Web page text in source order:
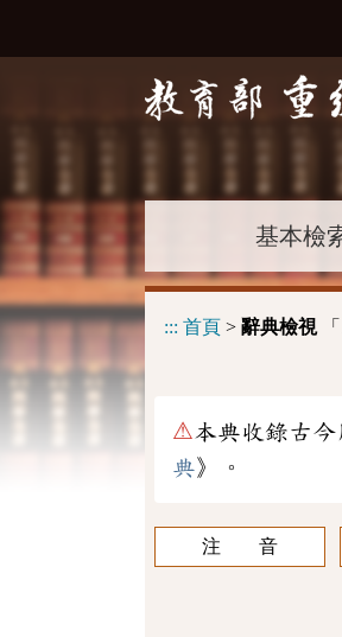
基本檢
::: 首頁 > 辭典檢視「
⚠本典收錄古今
典》。
注 音